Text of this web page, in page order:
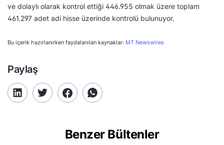
ve dolaylı olarak kontrol ettiği 446.955 olmak üzere toplam
461.297 adet adi hisse üzerinde kontrolü bulunuyor.
Bu içerik hazırlanırken faydalanılan kaynaklar: MT Newswires
Paylaş
Benzer Bültenler